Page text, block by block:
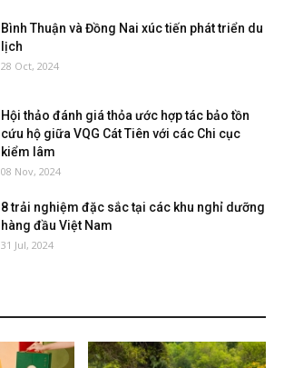
Bình Thuận và Đồng Nai xúc tiến phát triển du
lịch
28 Oct, 2024
Hội thảo đánh giá thỏa ước hợp tác bảo tồn
cứu hộ giữa VQG Cát Tiên với các Chi cục
kiểm lâm
08 Nov, 2024
8 trải nghiệm đặc sắc tại các khu nghỉ dưỡng
hàng đầu Việt Nam
31 Jul, 2024